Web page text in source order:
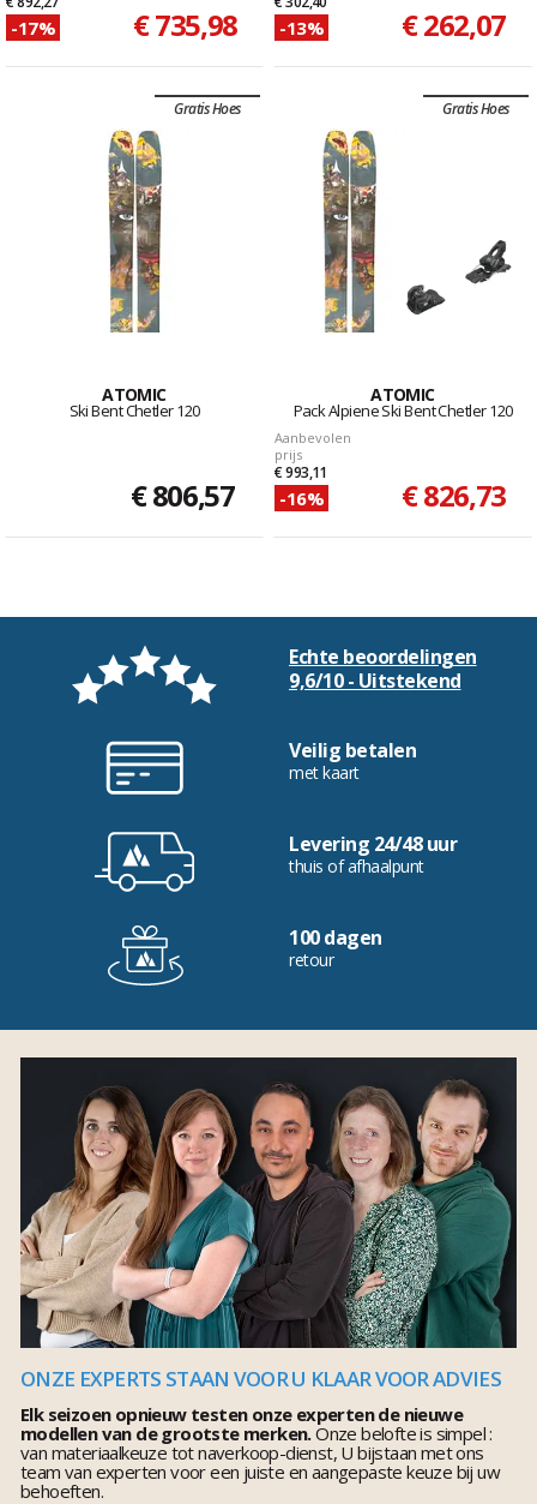
-17% € 735,98 -13% € 262,07
Gratis Hoes
ATOMIC
Ski Bent Chetler 120
€ 806,57
Gratis Hoes
ATOMIC
Pack Alpiene Ski Bent Chetler 120
Aanbevolen
prijs
€ 993,11
-16% € 826,73
Echte beoordelingen
9,6/10 - Uitstekend
Veilig betalen
met kaart
Levering 24/48 uur
thuis of afhaalpunt
100 dagen
retour
ONZE EXPERTS STAAN VOOR U KLAAR VOOR ADVIES
Elk seizoen opnieuw testen onze experten de nieuwe
modellen van de grootste merken.Onze belofte is simpel :
van materiaalkeuze tot naverkoop-dienst, U bijstaan met ons
team van experten voor een juiste en aangepaste keuze bij uw
behoeften.